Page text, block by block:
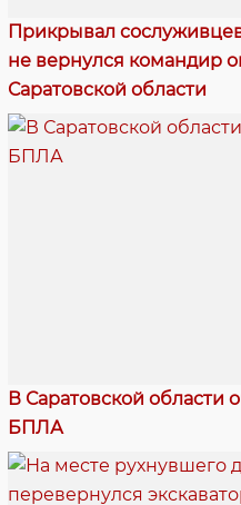
Прикрывал
не вернулся командир
Саратовской области
В Саратовской области
БПЛА